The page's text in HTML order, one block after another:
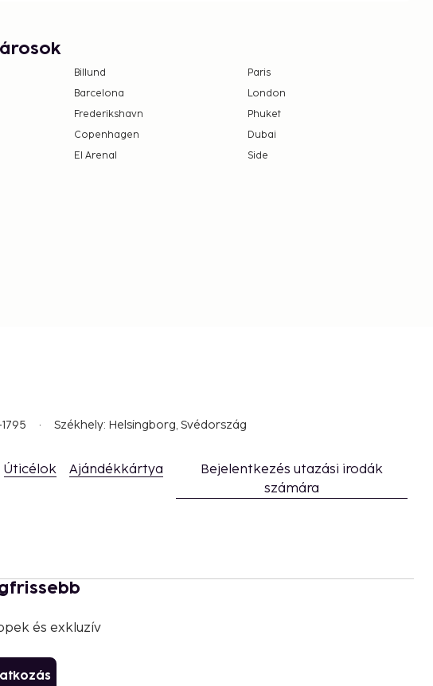
Billund
Paris
Barcelona
London
Frederikshavn
Phuket
Copenhagen
Dubai
El Arenal Side
Székhely: Helsingborg, Svédország
Úticélok Ajándékkártya
Bejelentkezés utazási irodák
számára
és exkluzív